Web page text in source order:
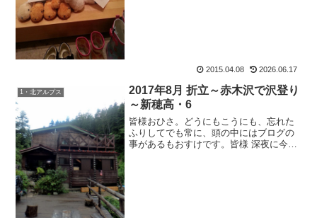
2015.04.08 2026.06.17
1・北アルプス
2017年8月 折立～赤木沢で沢登り
～新穂高・6
皆様おひさ。どうにもこうにも、忘れた
ふりしてでも常に、頭の中にはブログの
事があるもおすけです。皆様 深夜に今晩